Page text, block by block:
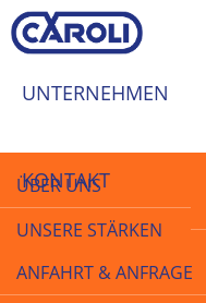
UNTERNEHMEN
ÜBER UNS
UNSERE STÄRKEN
QUALITÄT
KONTAKT
ANFAHRT & ANFRAGE
Startseite > Produkte > 3D-Druck